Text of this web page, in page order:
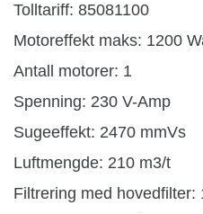
Tolltariff: 85081100
Motoreffekt maks: 1200
Antall motorer: 1
Spenning: 230 V-Amp
Sugeeffekt: 2470 mmVs
Luftmengde: 210 m3/t
Filtrering med hovedfilter: